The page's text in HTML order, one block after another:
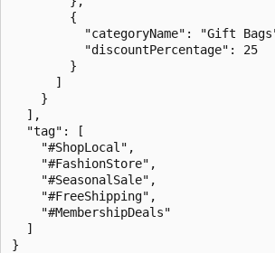
        {
"categoryName": "Gift
          "discountPercentage": 25
        }
      ]
    }
  ],
  "tag": [
    "#ShopLocal",
    "#FashionStore",
    "#SeasonalSale",
    "#FreeShipping",
    "#MembershipDeals"
  ]
}